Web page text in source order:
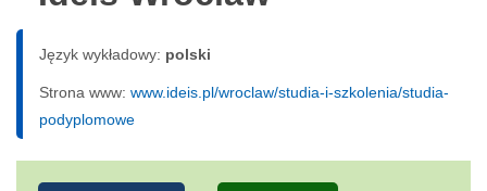
Język wykładowy: polski
Strona www: www.ideis.pl/wroclaw/studia-i-szkolenia/studia-
podyplomowe